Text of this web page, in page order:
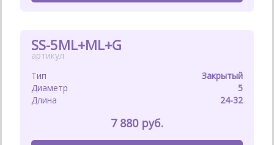
Закрытый
5
24-32
SS-5ML+ML+G
7 880